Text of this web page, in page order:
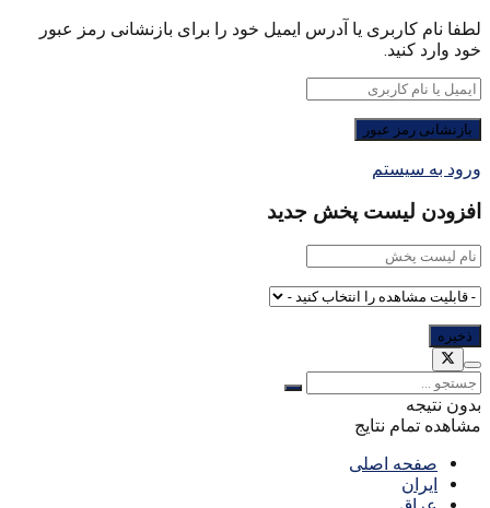
لطفا نام کاربری یا آدرس ایمیل خود را برای بازنشانی رمز عبور
خود وارد کنید.
ورود به سیستم
افزودن لیست پخش جدید
بدون نتیجه
مشاهده تمام نتایج
صفحه اصلی
ایران